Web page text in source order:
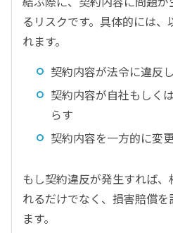
るリスクです。具体的には
れます。
契約内容が法令に違反
契約内容が自社もしく
らす
契約内容を一方的に変
もし契約違反が発生すれば
れるだけでなく、損害賠償
ます。